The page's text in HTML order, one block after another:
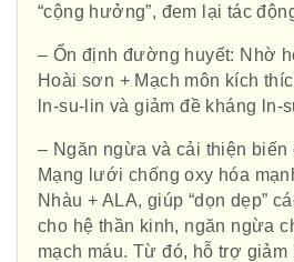
“cộng hưởng”, đem lại tác
– Ổn định đường huyết: Nhờ
Hoài sơn + Mạch môn kích
ln-su-lin và giảm đề kháng ln-
– Ngăn ngừa và cải thiện
Mạng lưới chống oxy hóa
Nhàu + ALA, giúp “dọn dẹp”
cho hệ thần kinh, ngăn ngừa
mạch máu. Từ đó, hỗ trợ
Việt Nam
Hiệp hội bệnh
Nam